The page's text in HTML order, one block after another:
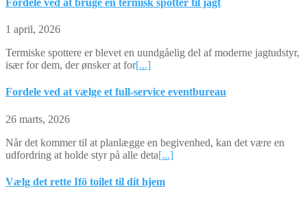
1 april, 2026
Termiske spottere er blevet en uundgåelig del af moderne jagtudstyr,
især for dem, der ønsker at for[...]
Fordele ved at vælge et full-service eventbureau
26 marts, 2026
Når det kommer til at planlægge en begivenhed, kan det være en
udfordring at holde styr på alle deta[...]
Vælg det rette Ifö toilet til dit hjem